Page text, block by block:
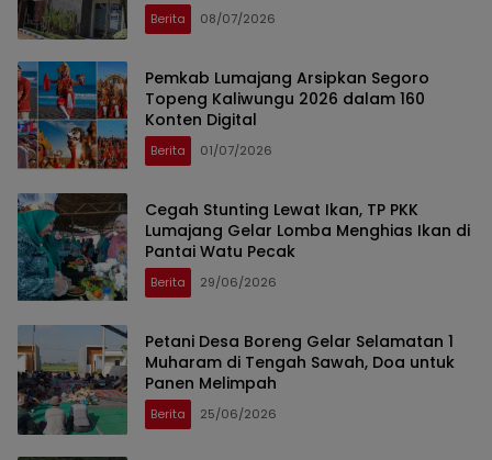
Berita 08/07/2026
Pemkab Lumajang Arsipkan Segoro
Topeng Kaliwungu 2026 dalam 160
Konten Digital
Berita 01/07/2026
Cegah Stunting Lewat Ikan, TP PKK
Lumajang Gelar Lomba Menghias Ikan di
Pantai Watu Pecak
Berita 29/06/2026
Petani Desa Boreng Gelar Selamatan 1
Muharam di Tengah Sawah, Doa untuk
Panen Melimpah
Berita 25/06/2026